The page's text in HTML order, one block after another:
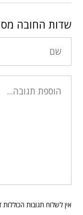
שדות החובה
אין לשלוח תגובות